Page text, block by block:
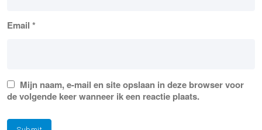
Email *
Mijn naam, e-mail en site opslaan in deze browser voor
de volgende keer wanneer ik een reactie plaats.